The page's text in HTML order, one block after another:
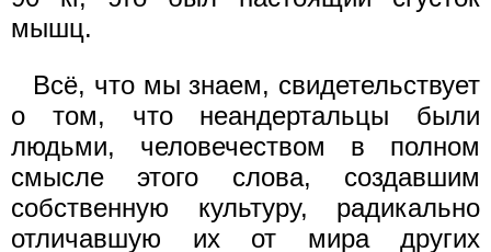
мышц.
Всё, что мы знаем, свидетельствует
о том, что неандертальцы были
людьми, человечеством в полном
смысле этого слова, создавшим
собственную культуру, радикально
отличавшую их от мира других